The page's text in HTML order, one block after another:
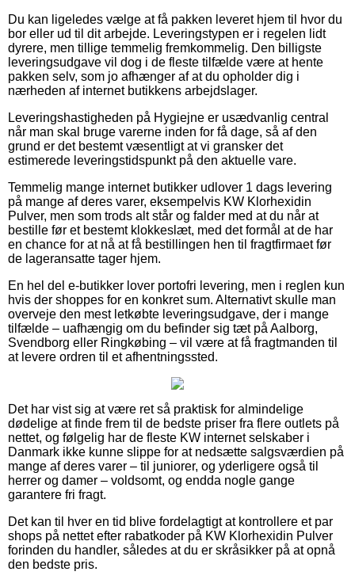
Du kan ligeledes vælge at få pakken leveret hjem til hvor du
bor eller ud til dit arbejde. Leveringstypen er i regelen lidt
dyrere, men tillige temmelig fremkommelig. Den billigste
leveringsudgave vil dog i de fleste tilfælde være at hente
pakken selv, som jo afhænger af at du opholder dig i
nærheden af internet butikkens arbejdslager.
Leveringshastigheden på Hygiejne er usædvanlig central
når man skal bruge varerne inden for få dage, så af den
grund er det bestemt væsentligt at vi gransker det
estimerede leveringstidspunkt på den aktuelle vare.
Temmelig mange internet butikker udlover 1 dags levering
på mange af deres varer, eksempelvis KW Klorhexidin
Pulver, men som trods alt står og falder med at du når at
bestille før et bestemt klokkeslæt, med det formål at de har
en chance for at nå at få bestillingen hen til fragtfirmaet før
de lageransatte tager hjem.
En hel del e-butikker lover portofri levering, men i reglen kun
hvis der shoppes for en konkret sum. Alternativt skulle man
overveje den mest letkøbte leveringsudgave, der i mange
tilfælde – uafhængig om du befinder sig tæt på Aalborg,
Svendborg eller Ringkøbing – vil være at få fragtmanden til
at levere ordren til et afhentningssted.
Det har vist sig at være ret så praktisk for almindelige
dødelige at finde frem til de bedste priser fra flere outlets på
nettet, og følgelig har de fleste KW internet selskaber i
Danmark ikke kunne slippe for at nedsætte salgsværdien på
mange af deres varer – til juniorer, og yderligere også til
herrer og damer – voldsomt, og endda nogle gange
garantere fri fragt.
Det kan til hver en tid blive fordelagtigt at kontrollere et par
shops på nettet efter rabatkoder på KW Klorhexidin Pulver
forinden du handler, således at du er skråsikker på at opnå
den bedste pris.